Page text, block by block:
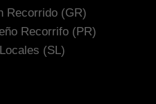
Recorrido (GR)
Recorrifo (PR)
(SL)